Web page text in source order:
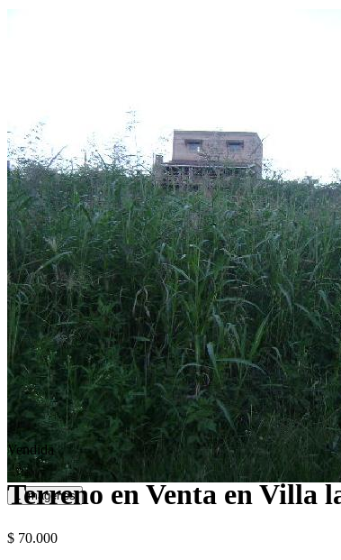
1 Imágenes
Vendida
Terreno en Venta en Villa
$ 70.000